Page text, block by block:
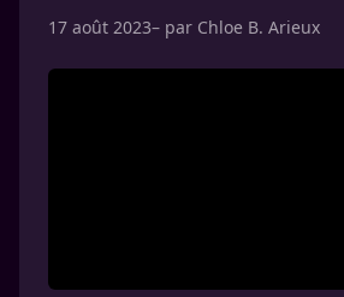
17 août 2023– par Chloe B. Arieux